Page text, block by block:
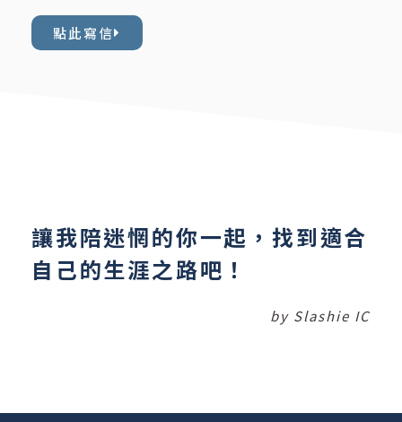
點此寫信
讓我陪迷惘的你一起，找到適合
自己的生涯之路吧！
by Slashie IC